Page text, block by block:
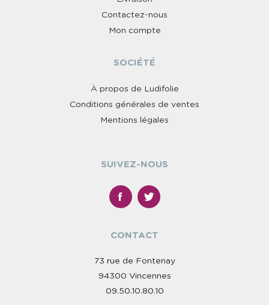
Contactez-nous
Mon compte
SOCIÉTÉ
À propos de Ludifolie
Conditions générales de ventes
Mentions légales
SUIVEZ-NOUS
CONTACT
73 rue de Fontenay
94300 Vincennes
09.50.10.80.10